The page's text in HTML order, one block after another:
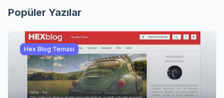
Popüler Yazılar
Hex Blog Teması